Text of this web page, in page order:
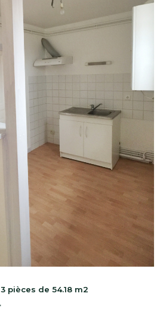
Voir le
pièces de 54.18 m2